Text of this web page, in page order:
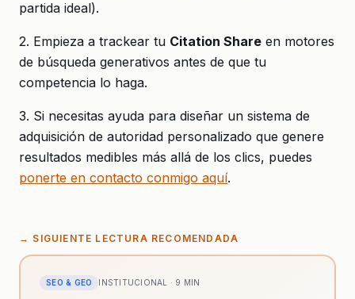
partida ideal).
2. Empieza a trackear tu Citation Share en motores
de búsqueda generativos antes de que tu
competencia lo haga.
3. Si necesitas ayuda para diseñar un sistema de
adquisición de autoridad personalizado que genere
resultados medibles más allá de los clics, puedes
ponerte en contacto conmigo aquí.
→ SIGUIENTE LECTURA RECOMENDADA
SEO & GEO INSTITUCIONAL · 9 MIN